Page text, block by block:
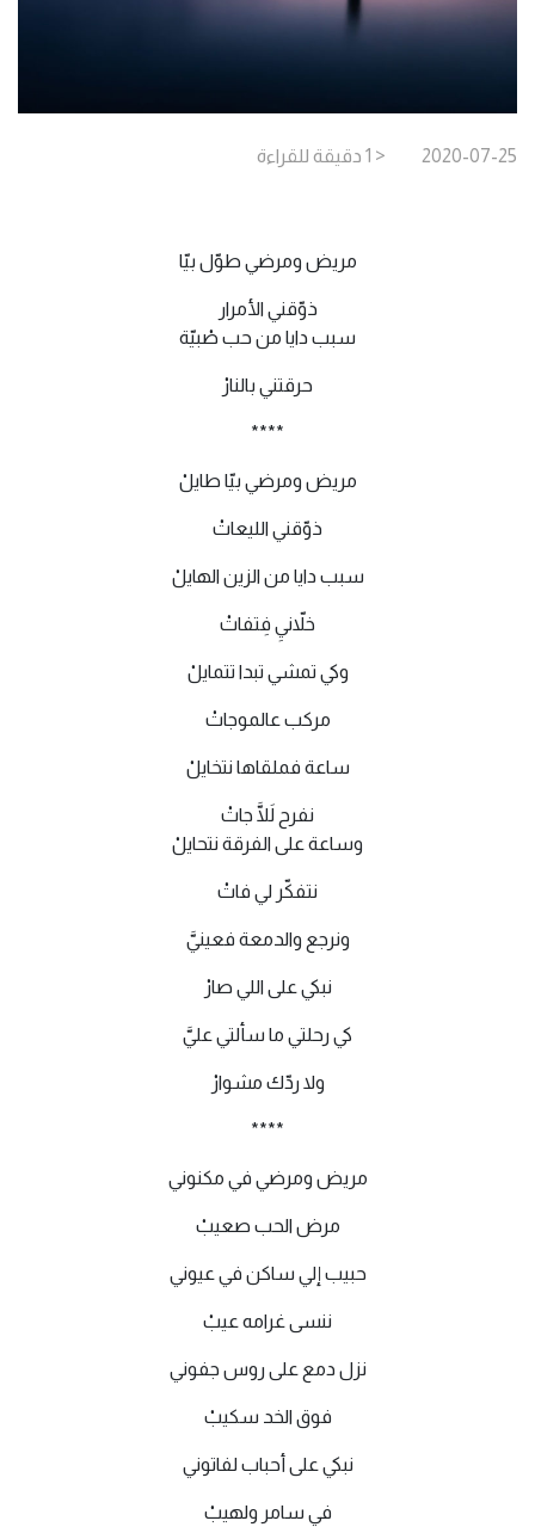
2020-07-25
< 1 دقيقة للقراءة
مريض ومرضي طوّل بيّا
ذوّقني الأمرار
سبب دايا من حب صْبيّة
حرقتني بالنارْ
****
مريض ومرضي بيّا طايلْ
ذوّقني الليعاتْ
سبب دايا من الزين الهايلْ
خلاّنيِ فِتفاتْ
وكي تمشي تبدا تتمايلْ
مركب عالموجاتْ
ساعة فملقاها نتخايلْ
نفرح لَلَّا جاتْ
وساعة على الفرقة نتحايلْ
نتفكّر لي فاتْ
ونرجع والدمعة فعينيَّ
نبكي على اللي صارْ
كي رحلتي ما سألتي عليَّ
ولا ردّك مشوارْ
****
مريض ومرضي في مكنوني
مرض الحب صعيبْ
حبيب إلي ساكن في عيوني
ننسى غرامه عيبْ
نزل دمع على روس جفوني
فوق الخد سكيبْ
نبكي على أحباب لفاتوني
في سامر ولهيبْ